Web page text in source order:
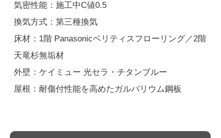
気密性能：施工中C値0.5
換気方式：第三種換気
床材：1階 Panasonicベリティスフローリング／2階
天竜杉無垢材
外壁：ケイミュー 光セラ・チタンブルー
屋根：耐傷付性能を高めたガルバリウム鋼板